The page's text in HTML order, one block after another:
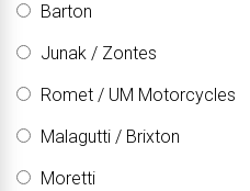
Barton
Junak / Zontes
Romet / UM Motorcycles
Malagutti / Brixton
Moretti